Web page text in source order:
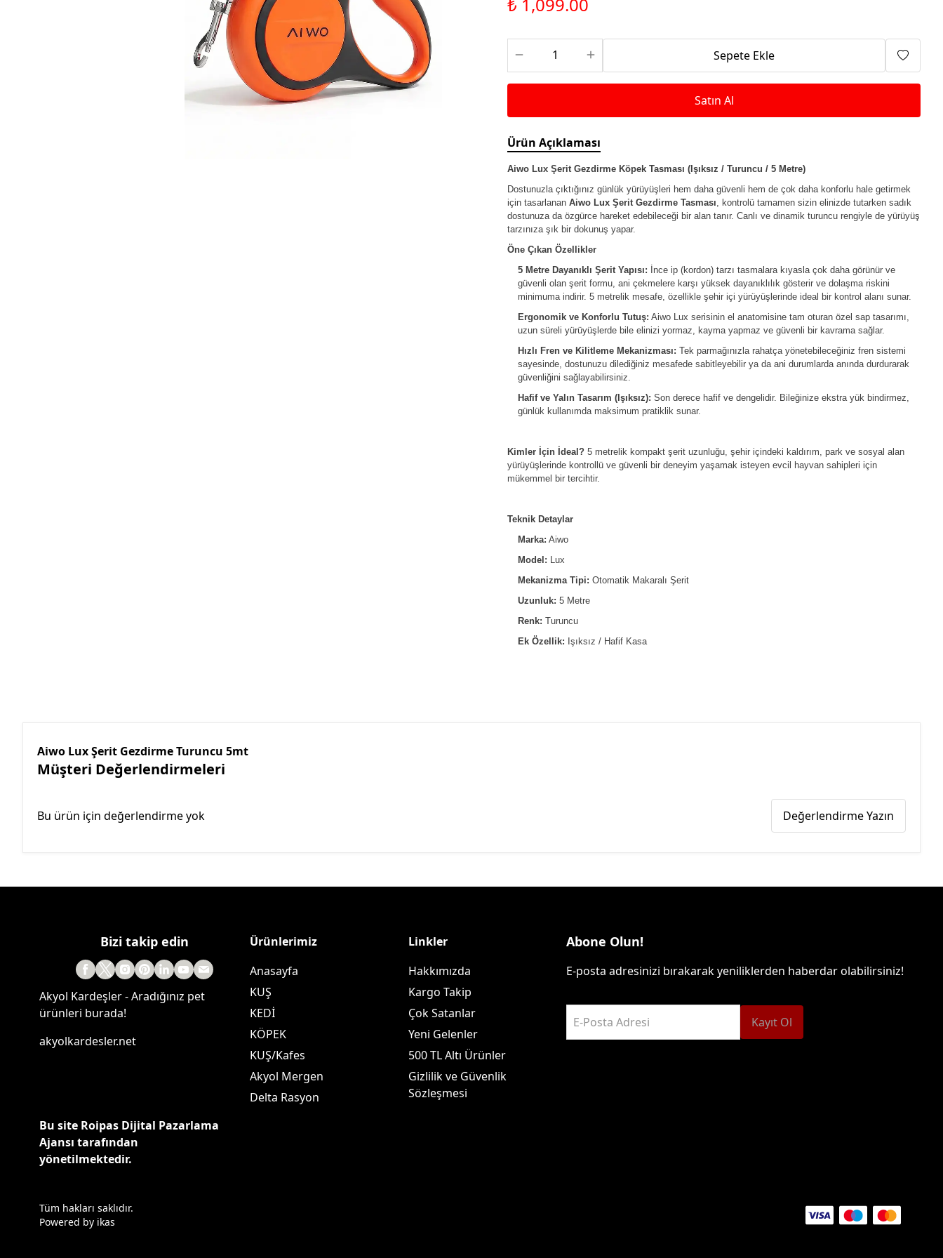
Saka ve Doğa Kuşu
Yemleri
Güvercin Yemleri
Kumlar
Mamalar
Krakerler
Aparatları
Sepete Ekle
Satın Al
Ürün Açıklaması
Aiwo Lux Şerit Gezdirme Köpek Tasması (Işıksız / Turuncu / 5 Metre)
Dostunuzla çıktığınız günlük yürüyüşleri hem daha güvenli hem de çok daha konforlu hale getirmek
için tasarlananAiwo Lux Şerit Gezdirme Tasması , kontrolü tamamen sizin elinizde tutarken sadık
dostunuza da özgürce hareket edebileceği bir alan tanır. Canlı ve dinamik turuncu rengiyle de yürüyüş
tarzınıza şık bir dokunuş yapar.
Öne Çıkan Özellikler
5 Metre Dayanıklı Şerit Yapısı: İnce ip (kordon) tarzı tasmalara kıyasla çok daha görünür ve
güvenli olan şerit formu, ani çekmelere karşı yüksek dayanıklılık gösterir ve dolaşma riskini
minimuma indirir. 5 metrelik mesafe, özellikle şehir içi yürüyüşlerinde ideal bir kontrol alanı sunar.
Ergonomik ve Konforlu Tutuş: Aiwo Lux serisinin el anatomisine tam oturan özel sap tasarımı,
uzun süreli yürüyüşlerde bile elinizi yormaz, kayma yapmaz ve güvenli bir kavrama sağlar.
Hızlı Fren ve Kilitleme Mekanizması: Tek parmağınızla rahatça yönetebileceğiniz fren sistemi
sayesinde, dostunuzu dilediğiniz mesafede sabitleyebilir ya da ani durumlarda anında durdurarak
güvenliğini sağlayabilirsiniz.
Hafif ve Yalın Tasarım (Işıksız): Son derece hafif ve dengelidir. Bileğinize ekstra yük bindirmez,
günlük kullanımda maksimum pratiklik sunar.
Kimler İçin İdeal? 5 metrelik kompakt şerit uzunluğu, şehir içindeki kaldırım, park ve sosyal alan
yürüyüşlerinde kontrollü ve güvenli bir deneyim yaşamak isteyen evcil hayvan sahipleri için
mükemmel bir tercihtir.
Teknik Detaylar
Marka: Aiwo
Model: Lux
Mekanizma Tipi: Otomatik Makaralı Şerit
Uzunluk: 5 Metre
Renk: Turuncu
Ek Özellik: Işıksız / Hafif Kasa
Aiwo Lux Şerit Gezdirme Turuncu 5mt
Müşteri Değerlendirmeleri
Bu ürün için değerlendirme yok Değerlendirme Yazın
Bizi takip edin
Akyol Kardeşler - Aradığınız pet
ürünleri burada!
akyolkardesler.net
Bu site Roipas Dijital Pazarlama
Ajansı tarafından
yönetilmektedir.
Ürünlerimiz
Anasayfa
KUŞ
KEDİ
KÖPEK
KUŞ/Kafes
Akyol Mergen
Delta Rasyon
Linkler
Hakkımızda
Kargo Takip
Çok Satanlar
Yeni Gelenler
500 TL Altı Ürünler
Gizlilik ve Güvenlik
Sözleşmesi
Abone Olun!
E-posta adresinizi bırakarak yeniliklerden haberdar olabilirsiniz!
E-Posta Adresi Kayıt Ol
Tüm hakları saklıdır.
Powered by ikas